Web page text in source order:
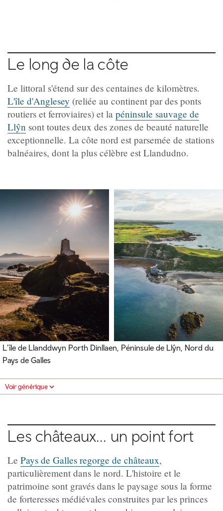
Le long de la côte
Le littoral s'étend sur des centaines de kilomètres.
L'île d'Anglesey (reliée au continent par des ponts
routiers et ferroviaires) et la péninsule sauvage de
Llŷn sont toutes deux des zones de beauté naturelle
exceptionnelle. La côte nord est parsemée de stations
balnéaires, dont la plus célèbre est Llandudno.
L’île de Llanddwyn Porth Dinllaen, Péninsule de Llŷn, Nord du
Pays de Galles
Voir générique
Les châteaux... un point fort
Le Pays de Galles regorge de châteaux,
particulièrement dans le nord. L'histoire et le
patrimoine sont gravés dans le paysage sous la forme
de forteresses médiévales construites par les princes